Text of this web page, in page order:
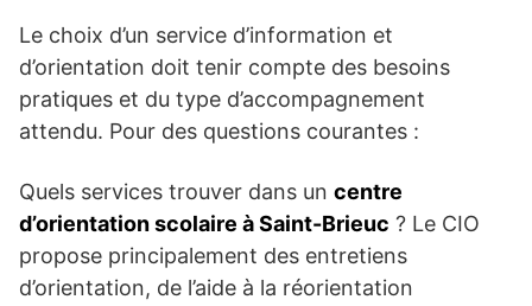
Le choix d’un service d’information et
d’orientation doit tenir compte des besoins
pratiques et du type d’accompagnement
attendu. Pour des questions courantes :
Quels services trouver dans un centre
d’orientation scolaire à Saint-Brieuc ? Le CIO
propose principalement des entretiens
d’orientation, de l’aide à la réorientation